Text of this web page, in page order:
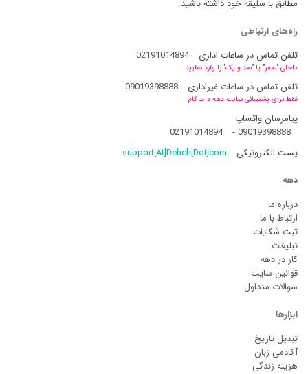
مطابق با سلیقه خود داشته باشید.
راه‌های ارتباطی
تلفن تماس در ساعات اداری
02191014894
داخلی "صفر" یا "صد و یک" را وارد نمایید
تلفن تماس در ساعات غیراداری 09019398888
فقط برای پشتیبانی سایت دهه دات کام
پیامرسان واتساپ
09019398888
-
02191014894
پست الکترونیکی
support[At]Deheh[Dot]com
دهه
درباره ما
ارتباط با ما
ثبت شکایات
تبلیغات
کار در دهه
قوانین سایت
سوالات متداول
ابزارها
تبدیل تاریخ
آکادمی زبان
هزینه زندگی